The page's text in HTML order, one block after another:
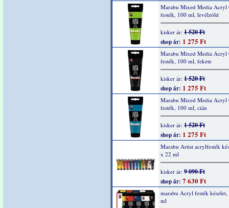
Marabu Mixed Media Acryl
festék, 100 ml, levélzöld
kisker ár: 1 520 Ft
shop ár: 1 275 Ft
Marabu Mixed Media Acryl
festék, 100 ml, fekete
kisker ár: 1 520 Ft
shop ár: 1 275 Ft
Marabu Mixed Media Acryl
festék, 100 ml, cián
kisker ár: 1 520 Ft
shop ár: 1 275 Ft
Marabu Artist acrylfesték
x 22 ml
kisker ár: 9 090 Ft
shop ár: 7 630 Ft
marabu Acryl festék
ml